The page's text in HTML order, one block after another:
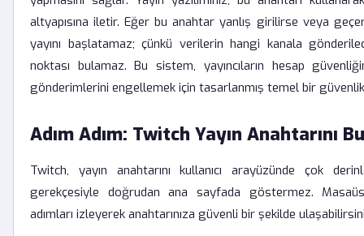
altyapısına iletir. Eğer bu anahtar yanlış girilirse veya
yayını başlatamaz; çünkü verilerin hangi kanala
noktası bulamaz. Bu sistem, yayıncıların hesap
gönderimlerini engellemek için tasarlanmış temel bir güvenlik
Adım Adım: Twitch Yayın Anahtarını
Twitch, yayın anahtarını kullanıcı arayüzünde çok
gerekçesiyle doğrudan ana sayfada göstermez.
adımları izleyerek anahtarınıza güvenli bir şekilde